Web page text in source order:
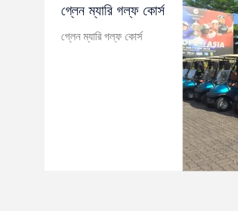
গ্লেন ম্যারি গল্ফ কোর্স
গ্লেন ম্যারি গল্ফ কোর্স